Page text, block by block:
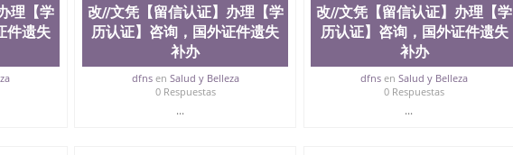
学。 至今，这是一所在世界上享有学术地位、声誉、实习机会和影响力的高等教
科教育质量的核心代表。其计算机系与会计系更是在当今美国大学教学排名中表
可以在其所处地域的世界硅谷中心得到工作机会。许多硅谷公司甚至在学生大三和
应科系的实习机会。无论是加州大学系统(UC)，还是加州州立大学系统(CSU), 圣何
州所有大学中的地理位置。 圣何塞州立大学座落于硅谷(Silicon Valley), 于附近的旧
的重要科技中心。约有学生三万人，超过134种学士学科和65个硕士学科，并有来
此就读。其有名的科系如计算机科学，电子工程学，工商管理学，艺术设计，和航
理【学
件遗失
改//文凭【留信认证】办理【学
历认证】咨询，国外证件遗失
补办
dfnsen Salud y Belleza
0 Respuestas
...
改//文凭【留信认证】办理【学
历认证】咨询，国外证件遗失
补办
dfns enSalud y Belleza
0 Respuestas
...